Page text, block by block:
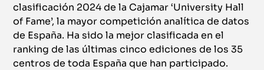
clasificación 2024 de la Cajamar ‘University Hall
of Fame’, la mayor competición analítica de datos
de España. Ha sido la mejor clasificada en el
ranking de las últimas cinco ediciones de los 35
centros de toda España que han participado.